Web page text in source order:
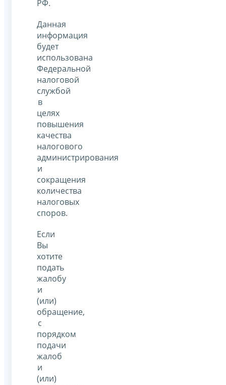
РФ.
Данная
информация
будет
использована
Федеральной
налоговой
службой
в
целях
повышения
качества
налогового
администрирования
и
сокращения
количества
налоговых
споров.
Если
Вы
хотите
подать
жалобу
и
(или)
обращение,
с
порядком
подачи
жалоб
и
(или)